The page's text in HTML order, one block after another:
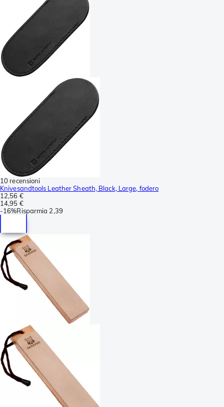
10 recensioni
Knivesandtools Leather Sheath, Black, Large, fodero
12,56 €
14,95 €
-16%Risparmia 2,39